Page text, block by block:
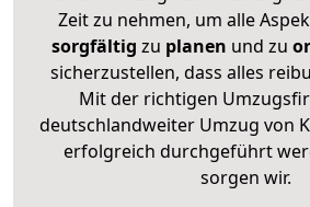
Zeit zu nehmen, um alle
sorgfältig zu planen und zu
sicherzustellen, dass alles
Mit der richtigen
deutschlandweiter Umzug von
erfolgreich durchgeführt
sorgen wir.